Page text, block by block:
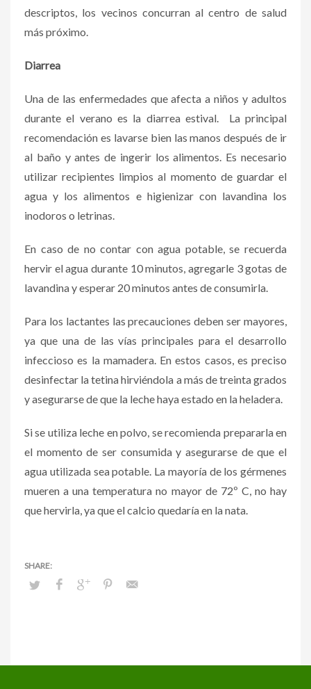
descriptos, los vecinos concurran al centro de salud
más próximo.
Diarrea
Una de las enfermedades que afecta a niños y adultos
durante el verano es la diarrea estival. La principal
recomendación es lavarse bien las manos después de ir
al baño y antes de ingerir los alimentos. Es necesario
utilizar recipientes limpios al momento de guardar el
agua y los alimentos e higienizar con lavandina los
inodoros o letrinas.
En caso de no contar con agua potable, se recuerda
hervir el agua durante 10 minutos, agregarle 3 gotas de
lavandina y esperar 20 minutos antes de consumirla.
Para los lactantes las precauciones deben ser mayores,
ya que una de las vías principales para el desarrollo
infeccioso es la mamadera. En estos casos, es preciso
desinfectar la tetina hirviéndola a más de treinta grados
y asegurarse de que la leche haya estado en la heladera.
Si se utiliza leche en polvo, se recomienda prepararla en
el momento de ser consumida y asegurarse de que el
agua utilizada sea potable. La mayoría de los gérmenes
mueren a una temperatura no mayor de 72º C, no hay
que hervirla, ya que el calcio quedaría en la nata.